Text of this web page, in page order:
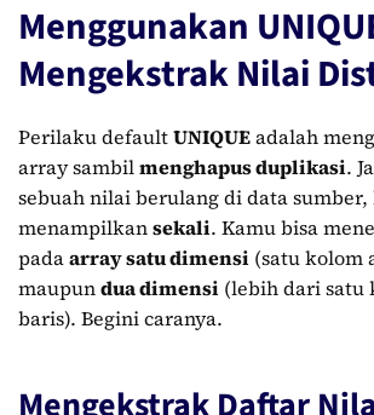
Menggunakan
Mengekstrak Nilai
Perilaku defaultUNIQUEadalah
array sambilmenghapus duplikasi.
sebuah nilai berulang di data sumber,
menampilkansekali. Kamu bisa
padaarray satu dimensi (satu kolom
maupundua dimensi (lebih dari satu
baris). Begini caranya.
Mengekstrak Daftar